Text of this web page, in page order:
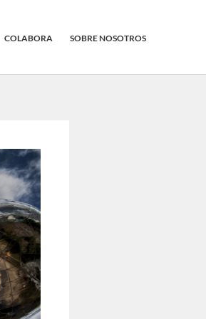
COLABORA SOBRE NOSOTROS